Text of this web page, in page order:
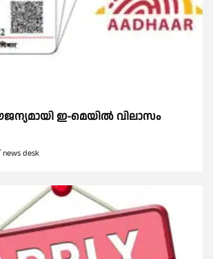
ഇ-മെയിൽ വിലാസം
news desk